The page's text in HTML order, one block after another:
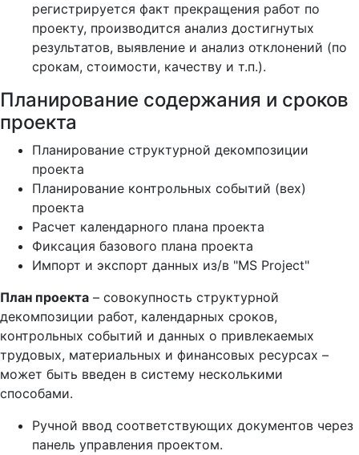
регистрируется факт прекращения работ по
проекту, производится анализ достигнутых
результатов, выявление и анализ отклонений (по
срокам, стоимости, качеству и т.п.).
Планирование содержания и сроков
проекта
Планирование структурной декомпозиции
проекта
Планирование контрольных событий (вех)
проекта
Расчет календарного плана проекта
Фиксация базового плана проекта
Импорт и экспорт данных из/в "MS Project"
План проекта – совокупность структурной
декомпозиции работ, календарных сроков,
контрольных событий и данных о привлекаемых
трудовых, материальных и финансовых ресурсах –
может быть введен в систему несколькими
способами.
Ручной ввод соответствующих документов через
панель управления проектом.